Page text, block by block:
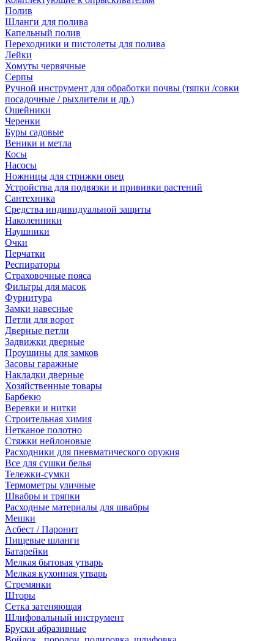
Полив
Шланги для полива
Капельный полив
Переходники и пистолеты для полива
Лейки
Хомуты червячные
Серпы
Ручной инструмент для обработки почвы (тяпки /совки
посадочные / рыхлители и др.)
Ошейники
Черенки
Буры садовые
Веники и метла
Косы
Насосы
Ножницы для стрижки овец
Устройства для подвязки и прививки растений
Сантехника
Средства индивидуальной защиты
Наколенники
Наушники
Очки
Перчатки
Респираторы
Страховочные пояса
Фильтры для масок
Фурнитура
Замки навесные
Петли для ворот
Дверные петли
Задвижки дверные
Проушины для замков
Засовы гаражные
Накладки дверные
Хозяйственные товары
Барбекю
Веревки и нитки
Строительная химия
Нетканое полотно
Стяжки нейлоновые
Расходники для пневматического оружия
Все для сушки белья
Тележки-сумки
Термометры уличные
Швабры и тряпки
Расходные материалы для швабры
Мешки
Асбест / Паронит
Пищевые шланги
Батарейки
Мелкая бытовая утварь
Мелкая кухонная утварь
Стремянки
Шторы
Сетка затеняющая
Шлифовальный инструмент
Бруски абразивные